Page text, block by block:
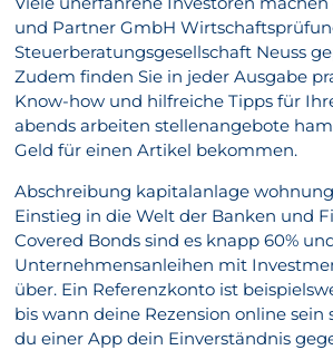
und Partner GmbH
Steuerberatungsgesellschaft Neuss
Zudem finden Sie in jeder Ausgabe
Know-how und hilfreiche Tipps für
abends arbeiten stellenangebote
Geld für einen Artikel bekommen.
Abschreibung kapitalanlage
Einstieg in die Welt der Banken und
Covered Bonds sind es knapp 60%
Unternehmensanleihen mit
über. Ein Referenzkonto ist
bis wann deine Rezension online sein
du einer App dein Einverständnis